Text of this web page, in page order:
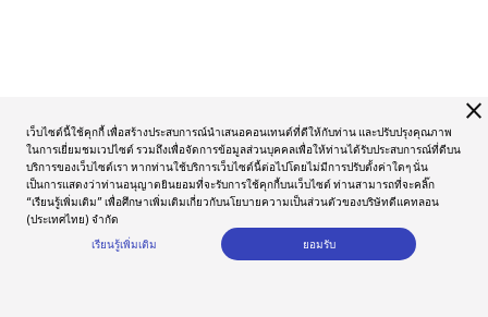
close
เว็บไซต์นี้ใช้คุกกี้ เพื่อสร้างประสบการณ์นำเสนอคอนเทนต์ที่ดีให้กับท่าน และปรับปรุงคุณภาพ
ในการเยี่ยมชมเวปไซต์ รวมถึงเพื่อจัดการข้อมูลส่วนบุคคลเพื่อให้ท่านได้รับประสบการณ์ที่ดีบน
บริการของเว็บไซต์เรา หากท่านใช้บริการเว็บไซต์นี้ต่อไปโดยไม่มีการปรับตั้งค่าใดๆ นั่น
เป็นการแสดงว่าท่านอนุญาตยินยอมที่จะรับการใช้คุกกี้บนเว็บไซต์ ท่านสามารถที่จะคลิ๊ก
“เรียนรู้เพิ่มเติม” เพื่อศึกษาเพิ่มเติมเกี่ยวกับนโยบายความเป็นส่วนตัวของบริษัทดีแคทลอน
(ประเทศไทย) จำกัด
เรียนรู้เพิ่มเติม
ยอมรับ